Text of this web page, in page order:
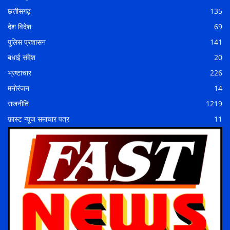
छत्तीसगढ़
135
देश विदेश
69
पुलिस प्रशासन
141
बधाई संदेश
20
भ्रष्टाचार
226
मनोरंजन
14
राजनीति
1219
फ़ास्ट न्यूज समाचार पत्र
11